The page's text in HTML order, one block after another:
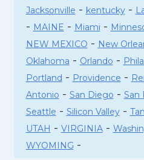
Jacksonville - kentucky-
- MAINE - Miami -
NEW MEXICO - New
Oklahoma - Orlando -
Portland - Providence -
Antonio - San Diego - San
Seattle - Silicon Valley-
UTAH - VIRGINIA-
WYOMING -